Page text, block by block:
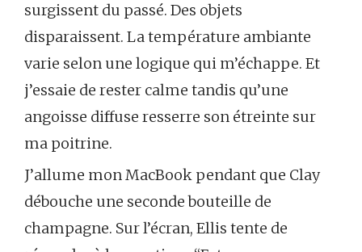
surgissent du passé. Des objets
disparaissent. La température ambiante
varie selon une logique qui m’échappe. Et
j’essaie de rester calme tandis qu’une
angoisse diffuse resserre son étreinte sur
ma poitrine.
J’allume mon MacBook pendant que Clay
débouche une seconde bouteille de
champagne. Sur l’écran, Ellis tente de